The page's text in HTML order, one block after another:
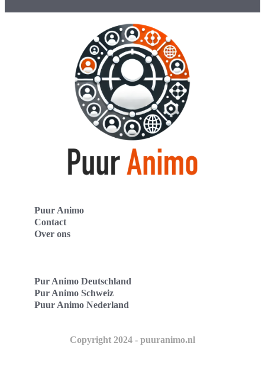
Puur Animo
Contact
Over ons
Pur Animo Deutschland
Pur Animo Schweiz
Puur Animo Nederland
Copyright 2024 - puuranimo.nl